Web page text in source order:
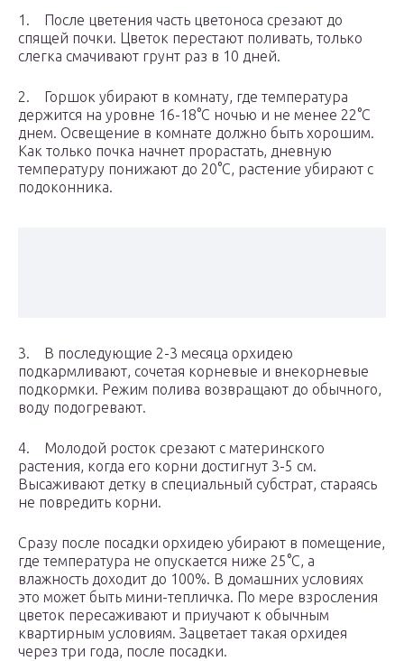
1. После цветения часть цветоноса срезают до
спящей почки. Цветок перестают поливать, только
слегка смачивают грунт раз в 10 дней.
2. Горшок убирают в комнату, где температура
держится на уровне 16-18°С ночью и не менее 22°С
днем. Освещение в комнате должно быть хорошим.
Как только почка начнет прорастать, дневную
температуру понижают до 20°С, растение убирают с
подоконника.
3. В последующие 2-3 месяца орхидею
подкармливают, сочетая корневые и внекорневые
подкормки. Режим полива возвращают до обычного,
воду подогревают.
4. Молодой росток срезают с материнского
растения, когда его корни достигнут 3-5 см.
Высаживают детку в специальный субстрат, стараясь
не повредить корни.
Сразу после посадки орхидею убирают в помещение,
где температура не опускается ниже 25°С, а
влажность доходит до 100%. В домашних условиях
это может быть мини-тепличка. По мере взросления
цветок пересаживают и приучают к обычным
квартирным условиям. Зацветает такая орхидея
через три года, после посадки.